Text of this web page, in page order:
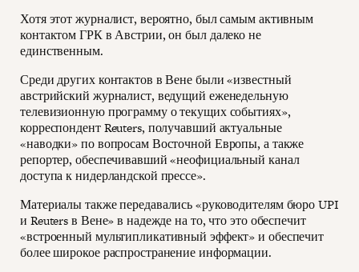
Хотя этот журналист, вероятно, был самым активным
контактом ГРК в Австрии, он был далеко не
единственным.
Среди других контактов в Вене были «известный
австрийский журналист, ведущий еженедельную
телевизионную программу о текущих событиях»,
корреспондент Reuters, получавший актуальные
«наводки» по вопросам Восточной Европы, а также
репортер, обеспечивавший «неофициальный канал
доступа к нидерландской прессе».
Материалы также передавались «руководителям бюро UPI
и Reuters в Вене» в надежде на то, что это обеспечит
«встроенный мультипликативный эффект» и обеспечит
более широкое распространение информации.